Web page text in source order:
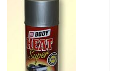
Купить в 1
В избранное